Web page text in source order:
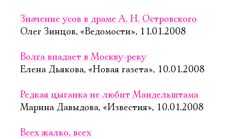
Значение усов в драме А. Н. Островского
Олег Зинцов, «Ведомости», 11.01.2008
Волга впадает в Москву-реку
Елена Дьякова, «Новая газета», 10.01.2008
Редкая цыганка не любит Мандельштама
Марина Давыдова, «Известия», 10.01.2008
Всех жалко, всех